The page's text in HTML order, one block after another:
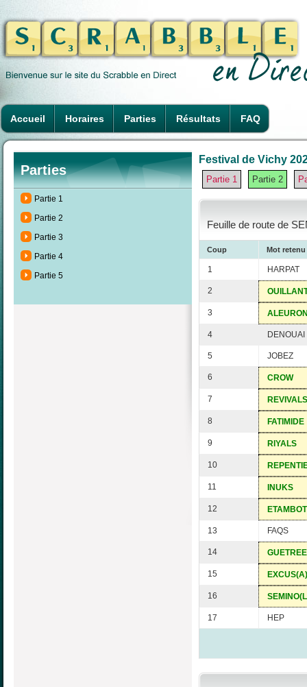
Accueil Horaires Parties Résultats FAQ
Parties
Partie 1
Partie 2
Partie 3
Partie 4
Partie 5
Festival de Vichy
Partie 1 Partie 2
Feuille de route de
Coup Mot retenu
1 HARPAT
2
3
4 DENOUAI
5 JOBEZ
6 CROW
7 REVIVALS
8 FATIMIDE
9 RIYALS
10
11 INUKS
12
13 FAQS
14
15
16
17 HEP